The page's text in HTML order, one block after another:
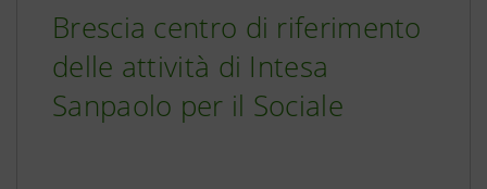
Brescia centro di riferimento
delle attività di Intesa
Sanpaolo per il Sociale